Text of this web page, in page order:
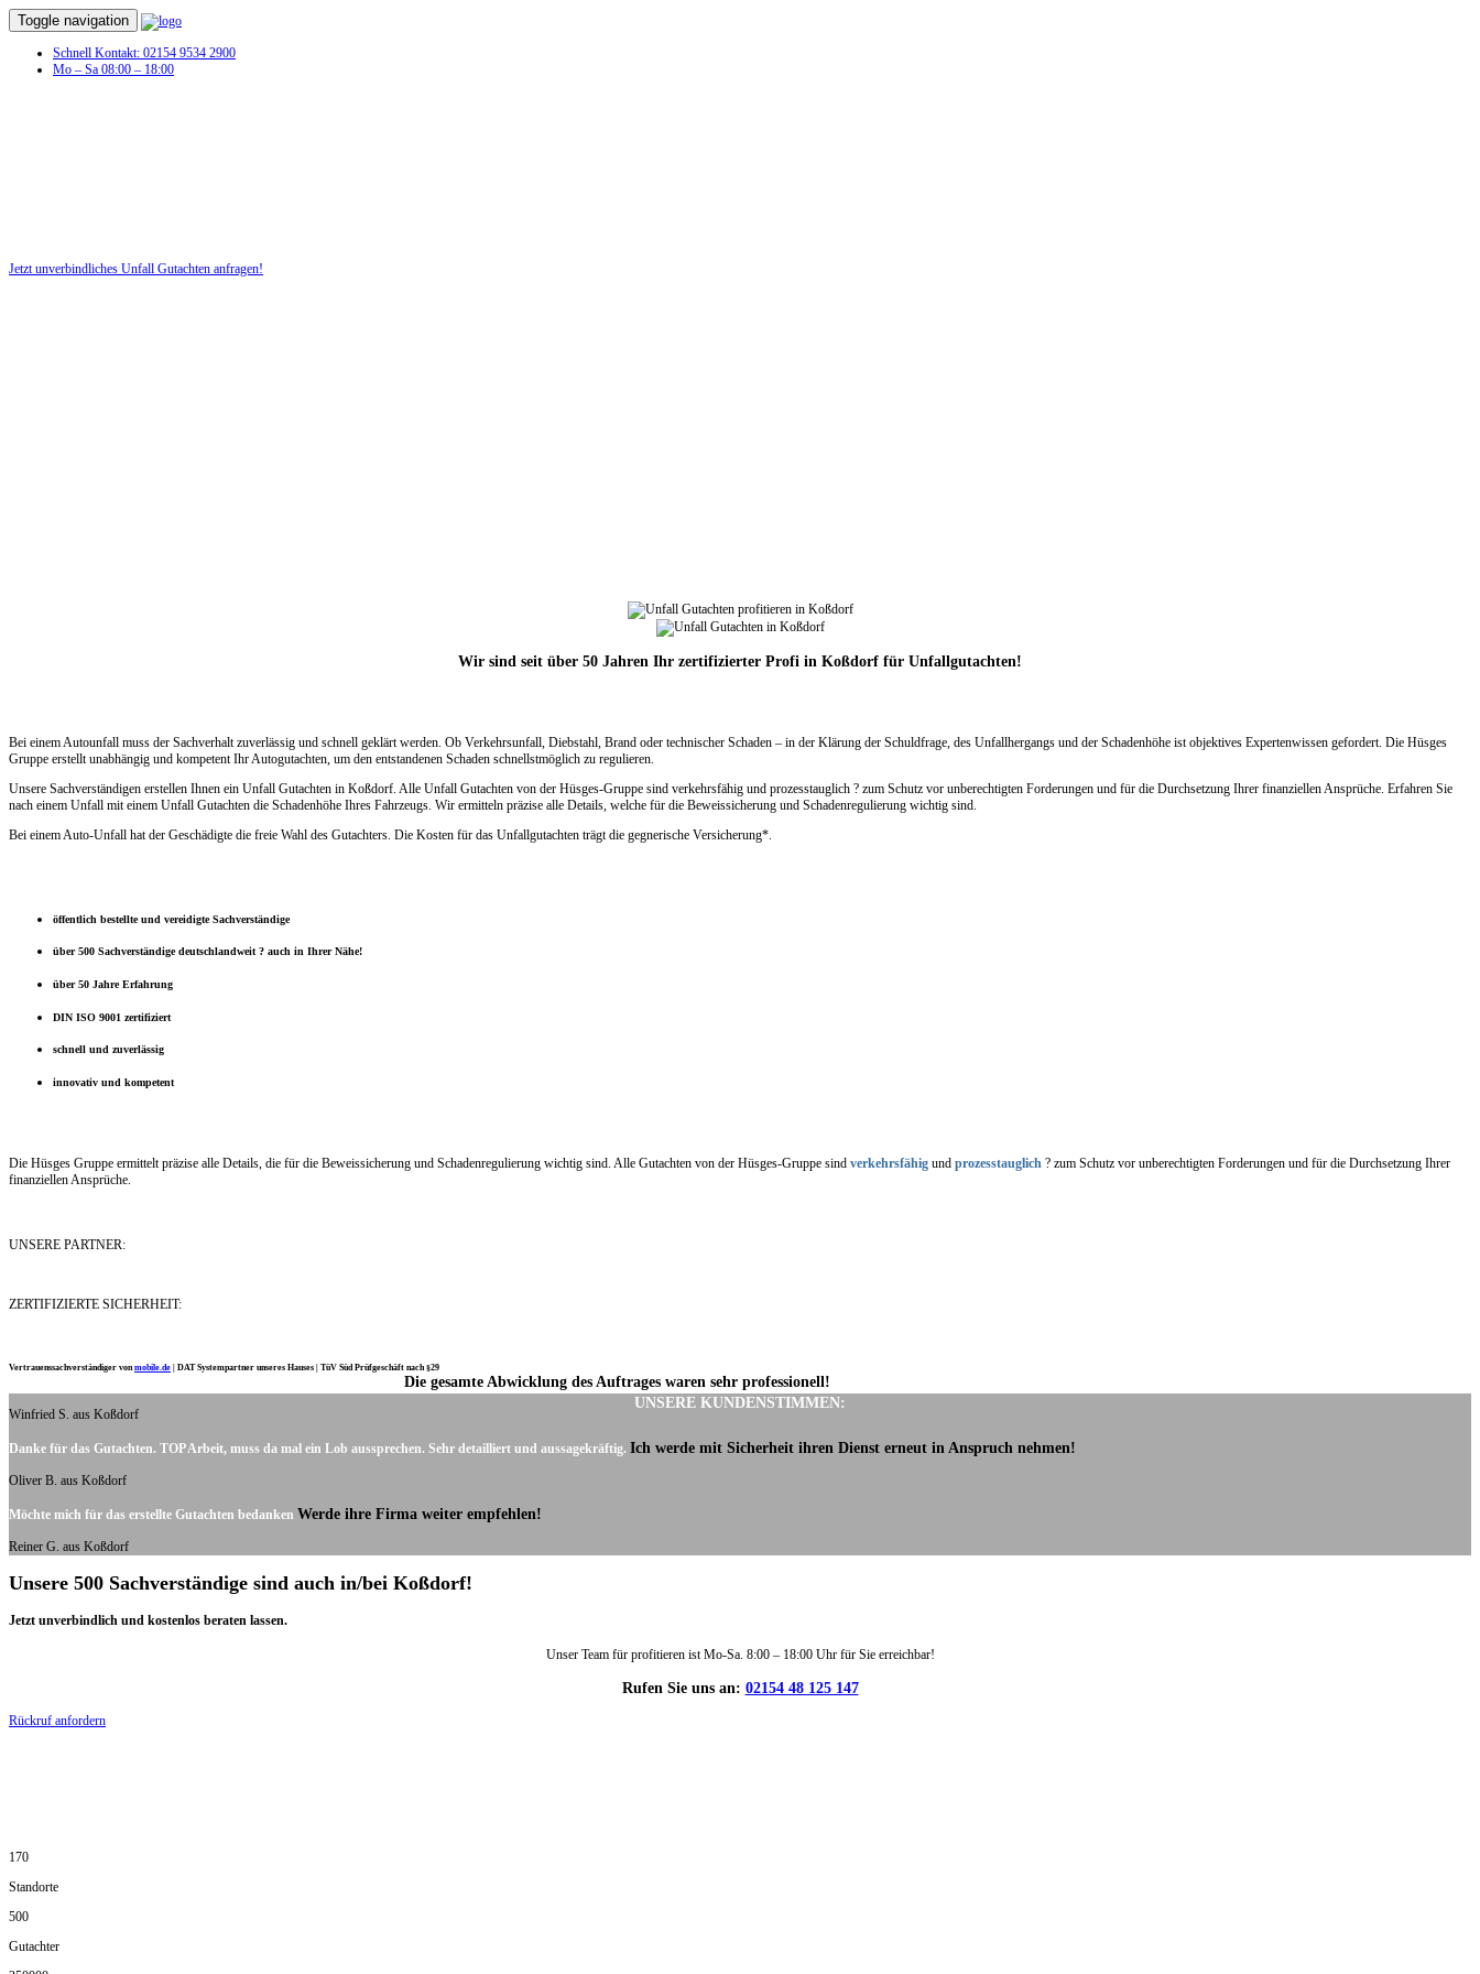
Toggle navigation
Schnell Kontakt: 02154 9534 2900
Mo – Sa 08:00 – 18:00
Jetzt unverbindliches Unfall Gutachten anfragen!
Wir sind seit über 50 Jahren Ihr zertifizierter Profi in Koßdorf für Unfallgutachten!
Bei einem Autounfall muss der Sachverhalt zuverlässig und schnell geklärt werden. Ob Verkehrsunfall, Diebstahl, Brand oder technischer Schaden – in der Klärung der Schuldfrage, des Unfallhergangs und der Schadenhöhe ist objektives Expertenwissen gefordert. Die Hüsges
Gruppe erstellt unabhängig und kompetent Ihr Autogutachten, um den entstandenen Schaden schnellstmöglich zu regulieren.
Unsere Sachverständigen erstellen Ihnen ein Unfall Gutachten in Koßdorf. Alle Unfall Gutachten von der Hüsges-Gruppe sind verkehrsfähig und prozesstauglich ? zum Schutz vor unberechtigten Forderungen und für die Durchsetzung Ihrer finanziellen Ansprüche. Erfahren Sie
nach einem Unfall mit einem Unfall Gutachten die Schadenhöhe Ihres Fahrzeugs. Wir ermitteln präzise alle Details, welche für die Beweissicherung und Schadenregulierung wichtig sind.
Bei einem Auto-Unfall hat der Geschädigte die freie Wahl des Gutachters. Die Kosten für das Unfallgutachten trägt die gegnerische Versicherung*.
öffentlich bestellte und vereidigte Sachverständige
über 500 Sachverständige deutschlandweit ? auch in Ihrer Nähe!
über 50 Jahre Erfahrung
DIN ISO 9001 zertifiziert
schnell und zuverlässig
innovativ und kompetent
Die Hüsges Gruppe ermittelt präzise alle Details, die für die Beweissicherung und Schadenregulierung wichtig sind. Alle Gutachten von der Hüsges-Gruppe sind verkehrsfähig und prozesstauglich ? zum Schutz vor unberechtigten Forderungen und für die Durchsetzung Ihrer
finanziellen Ansprüche.
UNSERE PARTNER:
ZERTIFIZIERTE SICHERHEIT:
Vertrauenssachverständiger vonmobile.de DAT Systempartner unseres Hauses | TüV Süd Prüfgeschäft nach §29
UNSERE KUNDENSTIMMEN:
Die gesamte Abwicklung des Auftrages waren sehr professionell!
Winfried S. aus Koßdorf
Danke für das Gutachten. TOP Arbeit, muss da mal ein Lob aussprechen. Sehr detailliert und aussagekräftig. Ich werde mit Sicherheit ihren Dienst erneut in Anspruch nehmen!
Oliver B. aus Koßdorf
Möchte mich für das erstellte Gutachten bedanken Werde ihre Firma weiter empfehlen!
Reiner G. aus Koßdorf
Unsere 500 Sachverständige sind auch in/bei Koßdorf!
Jetzt unverbindlich und kostenlos beraten lassen.
Unser Team für profitieren ist Mo-Sa. 8:00 – 18:00 Uhr für Sie erreichbar!
Rufen Sie uns an: 02154 48 125 147
Rückruf anfordern
170
Standorte
500
Gutachter